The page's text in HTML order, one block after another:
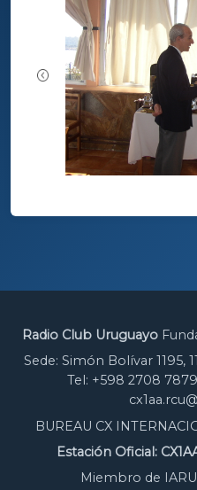
Radio Club Uruguayo
Sede: Simón Bolívar 1195,
Tel: +598 2708
BUREAU CX
Estación Oficial:
Miembro de